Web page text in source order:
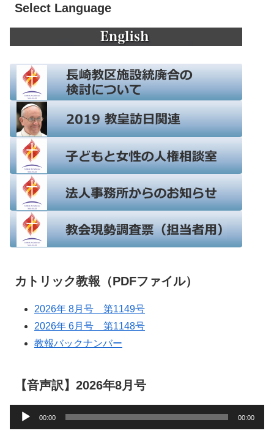
Select Language
カトリック教報（PDFファイル）
2026年 8月号 第1149号
2026年 6月号 第1148号
教報バックナンバー
【音声訳】2026年8月号
声
00:00 00:00